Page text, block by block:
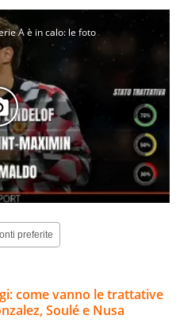
A è in calo: le foto
preferite
come vanno le trattative
Soulé e Nusa